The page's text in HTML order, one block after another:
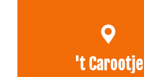
't Carootje